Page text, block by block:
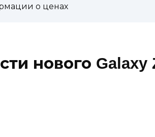
о ценах
нового Galaxy